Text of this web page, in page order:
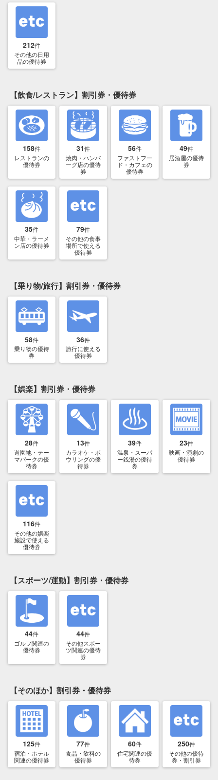
212件
その他の日用
品の優待券
【飲食/レストラン】割引券・優待券
158件
レストランの
優待券
31件
焼肉・ハンバ
ーグ店の優待
券
56件
ファストフー
ド・カフェの
優待券
49件
居酒屋の優待
券
35件
中華・ラーメ
ン店の優待券
79件
その他の食事
場所で使える
優待券
【乗り物/旅行】割引券・優待券
58件
乗り物の優待
券
36件
旅行に使える
優待券
【娯楽】割引券・優待券
28件
遊園地・テー
マパークの優
待券
13件
カラオケ・ボ
ウリングの優
待券
39件
温泉・スーパ
ー銭湯の優待
券
23件
映画・演劇の
優待券
116件
その他の娯楽
施設で使える
優待券
【スポーツ/運動】割引券・優待券
44件
ゴルフ関連の
優待券
44件
その他スポー
ツ関連の優待
券
【そのほか】割引券・優待券
125件
宿泊・ホテル
関連の優待券
77件
食品・飲料の
優待券
60件
住宅関連の優
待券
250件
その他の優待
券・割引券